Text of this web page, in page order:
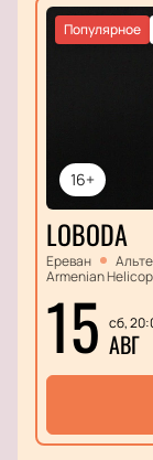
16+
Популярное
LOBODA
Ереван
Armenian
15 сб,
АВГ